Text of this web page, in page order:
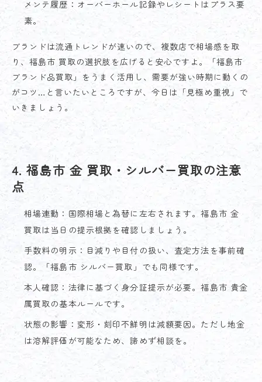
メンテ履歴：オーバーホール記録やレシートはプラス要
素。
ブランドは流通トレンドが速いので、複数店で相場感を取
り、福島市 買取の選択肢を広げると安心ですよ。「福島市
ブランド品買取」をうまく活用し、需要が強い時期に動くの
がコツ…と言いたいところですが、今日は「見極め重視」で
いきましょう。
4. 福島市 金 買取・シルバー買取の注意
点
相場連動：国際相場と為替に左右されます。福島市 金
買取は当日の提示根拠を確認しましょう。
手数料の明示：目減りや目付の扱い、査定方法を事前確
認。「福島市 シルバー買取」でも同様です。
本人確認：法律に基づく身分証提示が必要。福島市 貴金
属買取の基本ルールです。
状態の影響：変形・刻印不鮮明は減額要因。ただし地金
は溶解評価が可能なため、諦めず相談を。